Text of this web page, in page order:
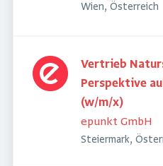
Wien, Österreich
Vertrieb
Perspektive
(w/m/x)
epunkt GmbH
Steiermark,